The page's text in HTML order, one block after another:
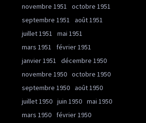
novembre 1951
octobre 1951
septembre 1951
août 1951
juillet 1951
mai 1951
mars 1951
février 1951
janvier 1951
décembre 1950
novembre 1950 octobre 1950
septembre 1950 août 1950
juillet 1950 juin 1950 mai 1950
mars 1950
février 1950